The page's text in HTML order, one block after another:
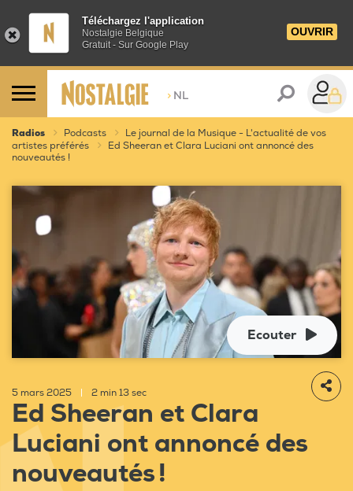
Téléchargez l'application
Nostalgie Belgique
Gratuit - Sur Google Play
OUVRIR
> NL
Radios Podcasts
Le journal de la Musique - L'actualité de vos
artistes préférés
Ed Sheeran et Clara Luciani ont annoncé des
nouveautés !
Ecouter
5 mars 2025 2 min 13 sec
Ed Sheeran et Clara
Luciani ont annoncé des
nouveautés !